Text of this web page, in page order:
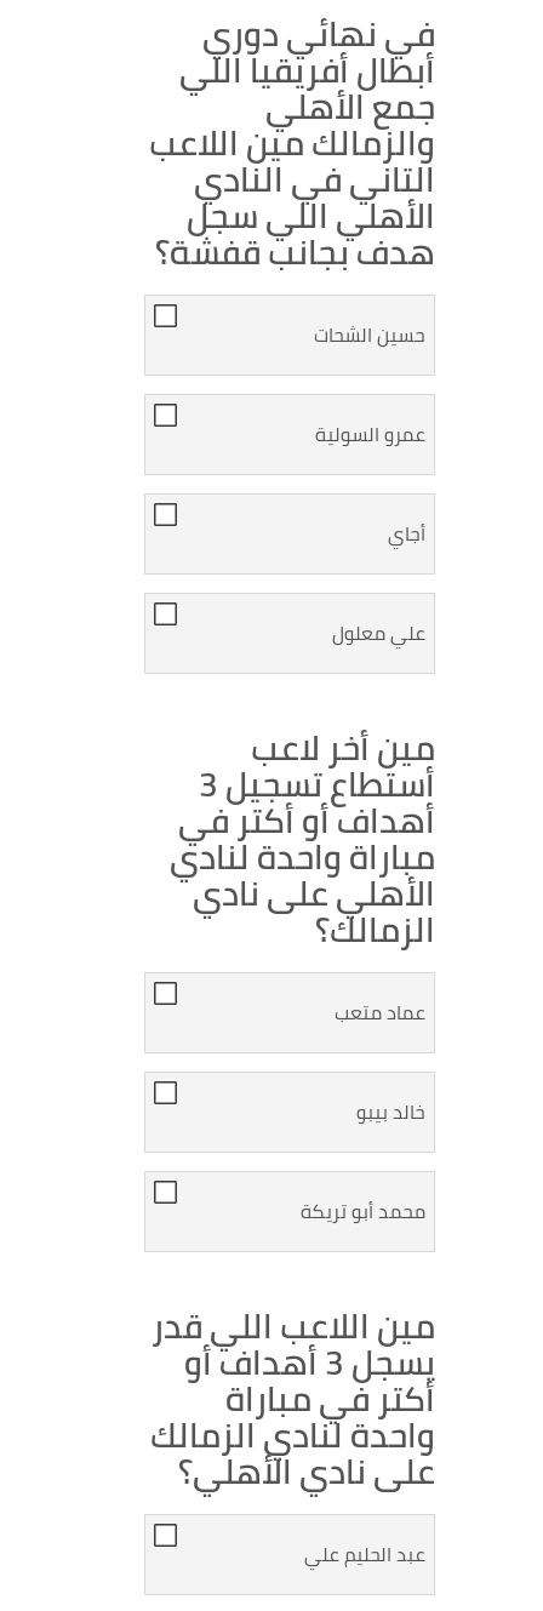
في نهائي دوري
أبطال أفريقيا اللي
جمع الأهلي
والزمالك مين اللاعب
التاني في النادي
الأهلي اللي سجل
هدف بجانب قفشة؟
حسين الشحات
عمرو السولية
أجاي
علي معلول
مين أخر لاعب
أستطاع تسجيل 3
أهداف أو أكتر في
مباراة واحدة لنادي
الأهلي على نادي
الزمالك؟
عماد متعب
خالد بيبو
محمد أبو تريكة
مين اللاعب اللي قدر
يسجل 3 أهداف أو
أكتر في مباراة
واحدة لنادي الزمالك
على نادي الأهلي؟
عبد الحليم علي